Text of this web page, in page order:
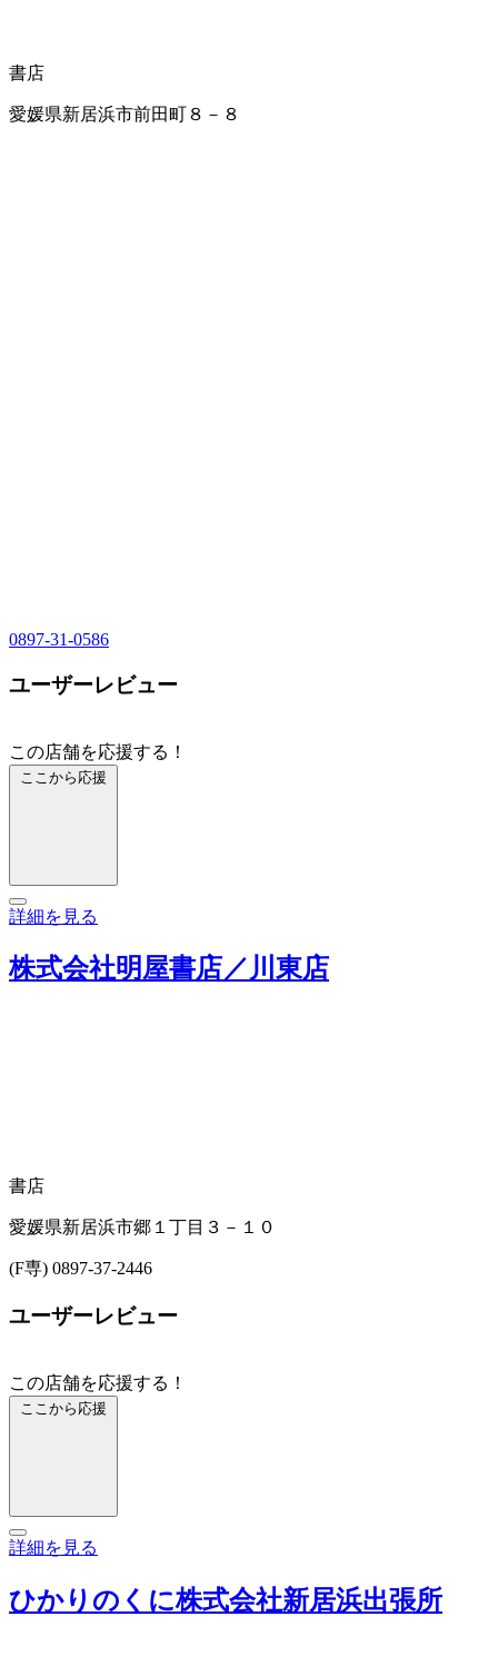
書店
愛媛県新居浜市前田町８－８
0897-31-0586
ユーザーレビュー
この店舗を応援する！
ここから応援
詳細を見る
株式会社明屋書店／川東店
書店
愛媛県新居浜市郷１丁目３－１０
(F専) 0897-37-2446
ユーザーレビュー
この店舗を応援する！
ここから応援
詳細を見る
ひかりのくに株式会社新居浜出張所